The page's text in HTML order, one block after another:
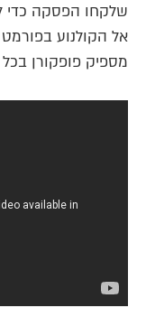
שלקחו הפסקה כדי
אל הקולנוע
מספיק פופקורן